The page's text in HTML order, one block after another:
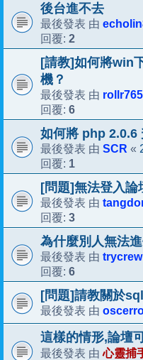
後台進不去
最後發表 由
回覆: 2
[請教]如何將win
機？
最後發表 由
回覆: 6
如何將 php 2.0.6
最後發表 由 SCR «
回覆: 1
[問題]無法登入論
最後發表 由
回覆: 3
為什麼別人無法
最後發表 由 trycrew
回覆: 6
[問題]請教關於
最後發表 由
這樣的情形,論壇
最後發表 由心靈捕